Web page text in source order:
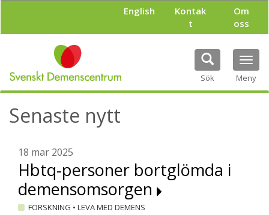
l
English
Kontak
t
Om
oss
Sök Meny
Senaste nytt
18 mar 2025
Hbtq-personer bortglömda i
demensomsorgen
FORSKNING • LEVA MED DEMENS